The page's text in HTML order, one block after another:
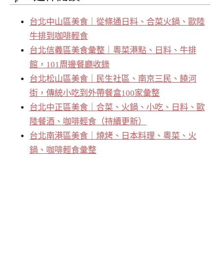
台北中山區美食｜從條通日料、合菜火鍋、歐陸
牛排到咖啡輕食
台北信義區美食彙整｜粵菜港點、日料、牛排
館，101周邊餐廳收錄
台北松山區美食｜民生社區、南京三民、饒河
街，傳統小吃到外帶餐盒100家彙整
台北中正區美食｜合菜、火鍋、小吃、日料、歐
陸餐酒、咖啡輕食（持續更新）
台北南港區美食｜燒烤、日本料理、粵菜、火
鍋、咖啡輕食彙整